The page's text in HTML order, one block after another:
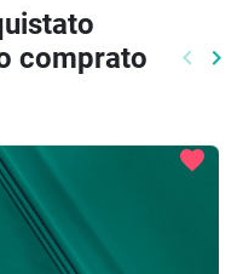
comprato
keyboard_arrow_left keyboard_arrow_right
favorite